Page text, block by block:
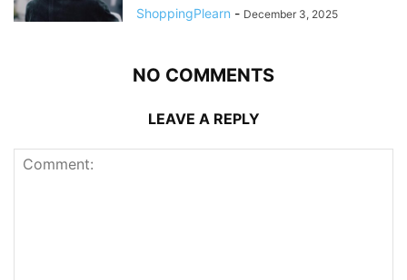
ShoppingPlearn - December 3, 2025
NO COMMENTS
LEAVE A REPLY